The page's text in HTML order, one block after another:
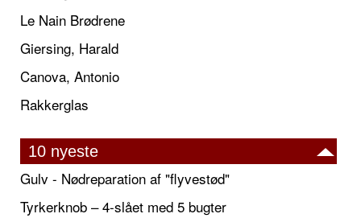
Le Nain Brødrene
Giersing, Harald
Canova, Antonio
Rakkerglas
10 nyeste
Gulv - Nødreparation af "flyvestød"
Tyrkerknob – 4-slået med 5 bugter